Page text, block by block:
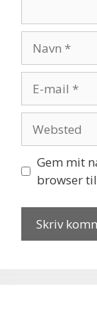
mail
Gem mit
browser